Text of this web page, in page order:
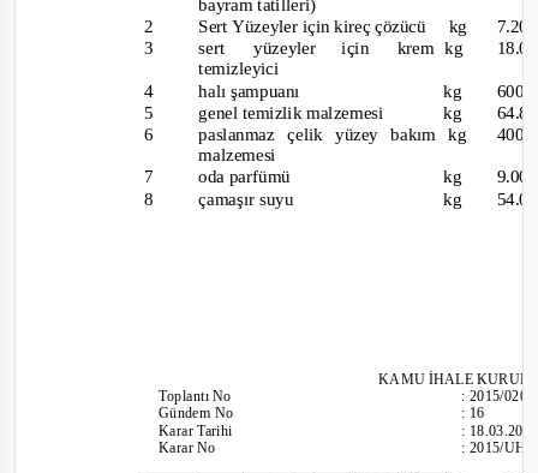
bayram tatilleri)
2
3
Sert Yüzeyler için kireç çözücü kg
sert yüzeyler için
krem kg
temizleyici
4
5
6
halı şampuanı
genel temizlik malzemesi
paslanmaz çelik yüzey bakımkg
kg
kg
600
400
malzemesi
7
8
oda parfümü
çamaşır suyu
kg
kg
KAMU İHALE
ToplantıNo
Gündem No
Karar Tarihi
Karar No
:2015/020
: 16
:
:2015/